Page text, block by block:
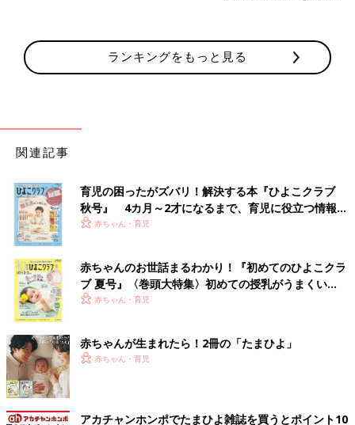
ランキングをもっと見る
関連記事
育児の困ったがズバリ！解決する本『ひよこクラブ
秋号』 4カ月～2才になるまで、育児に役立つ情報が
いっぱい！
赤ちゃん・育児
赤ちゃんのお世話まるわかり！『初めてのひよこクラ
ブ 夏号』〈巻頭大特集〉初めての授乳がうまくい
く！ おっぱい・ミルクの基本と夏のトラブル 解決テ
赤ちゃん・育児
赤ちゃんが生まれたら！2冊の「たまひよ」
赤ちゃん・育児
アカチャンホンポでたまひよ雑誌を買うとポイント10